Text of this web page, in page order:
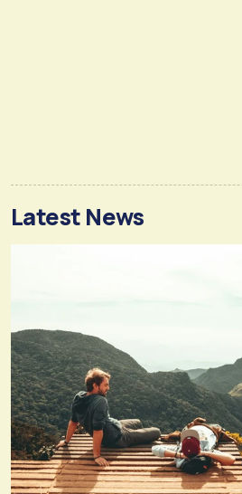
Latest News